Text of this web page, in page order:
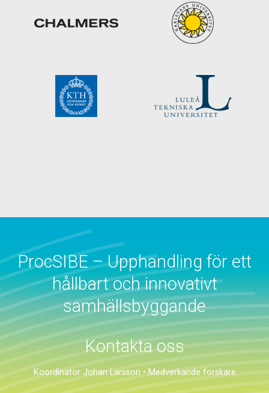
ProcSIBE – Upphandling för ett
hållbart och innovativt
samhällsbyggande
Kontakta oss
Koordinator Johan Larsson • Medverkande forskare